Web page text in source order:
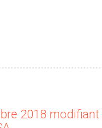
2018